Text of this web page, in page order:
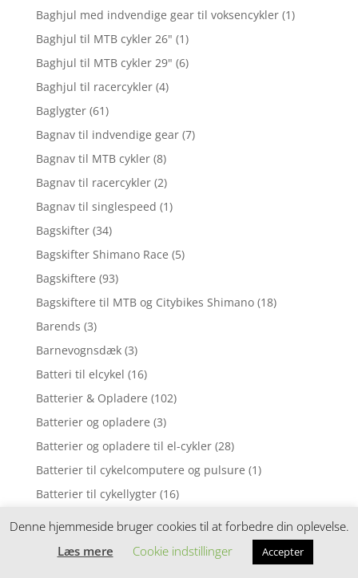
Baghjul med indvendige gear til voksencykler (1)
Baghjul til MTB cykler 26" (1)
Baghjul til MTB cykler 29" (6)
Baghjul til racercykler (4)
Baglygter (61)
Bagnav til indvendige gear (7)
Bagnav til MTB cykler (8)
Bagnav til racercykler (2)
Bagnav til singlespeed (1)
Bagskifter (34)
Bagskifter Shimano Race (5)
Bagskiftere (93)
Bagskiftere til MTB og Citybikes Shimano (18)
Barends (3)
Barnevognsdæk (3)
Batteri til elcykel (16)
Batterier & Opladere (102)
Batterier og opladere (3)
Batterier og opladere til el-cykler (28)
Batterier til cykelcomputere og pulsure (1)
Batterier til cykellygter (16)
Beklædning
(4)
Denne hjemmeside bruger cookies til at forbedre din oplevelse.
Læs mere
Cookie indstillinger Accepter